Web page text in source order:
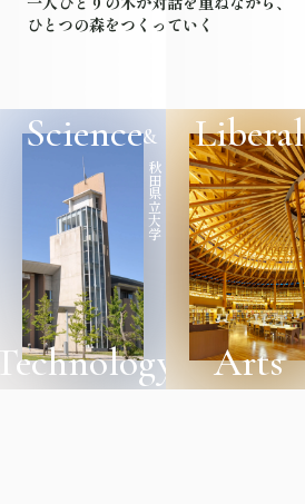
ひと つの森をつ く ってい く
秋
田
県
立
大
学
Science& Liberal
Arts